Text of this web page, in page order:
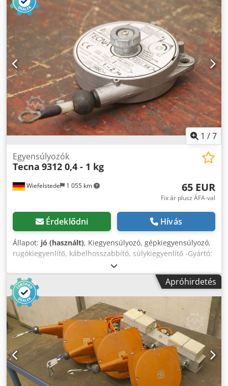
1 /7
Wiefelstede 1 055 km
Egyensúlyozók
Tecna 9312 0,4 - 1 kg
65 EUR
Fix ár plusz ÁFA-val
Érdeklődni Hívás
Állapot: jó (használt), Kiegyensúlyozó, gépkiegyensúlyozó,
rugókiegyenlítő, kábelhosszabbító, súlykiegyenlítő -Gyártó:
Tecna, 9312-es típusú rugókiegyenlítő -Teherbírás: 1 - 2 kg
-Kötélhossz: 1600 mm -Létszám: 1x rugókiegyenlítő
kapható -Méretek: 200/110/H55 mm -O6 kgn. Crodpfov U I
S Sex Ab Eof
Apróhirdetés